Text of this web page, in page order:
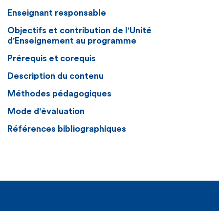
Enseignant responsable
Objectifs et contribution de l'Unité
d'Enseignement au programme
Prérequis et corequis
Description du contenu
Méthodes pédagogiques
Mode d'évaluation
Références bibliographiques